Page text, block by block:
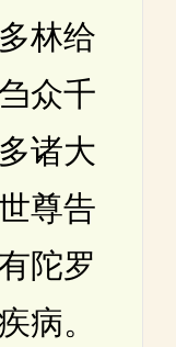
林给
众千
诸大
尊告
陀罗
病。